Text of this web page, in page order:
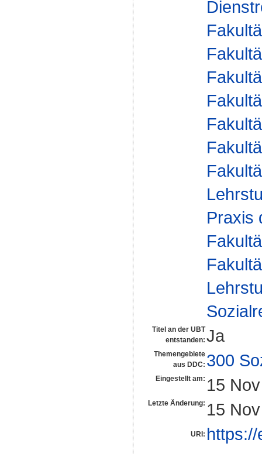
Praxis
Titel an der UBT
entstanden: Ja
Themengebiete
aus DDC: 300
Eingestellt am: 15
Letzte Änderung: 15
URI: